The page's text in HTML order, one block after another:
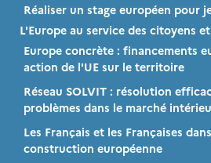
Réaliser un stage européen pour
L'Europe au service des citoyens
Europe concrète : financements
action de l'UE sur le territoire
Réseau SOLVIT : résolution
problèmes dans le marché
Les Français et les Françaises
construction européenne